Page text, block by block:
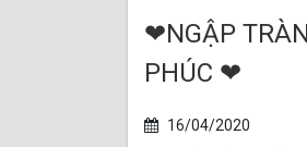
❤NGẬP
PHÚC ❤
16/04/2020